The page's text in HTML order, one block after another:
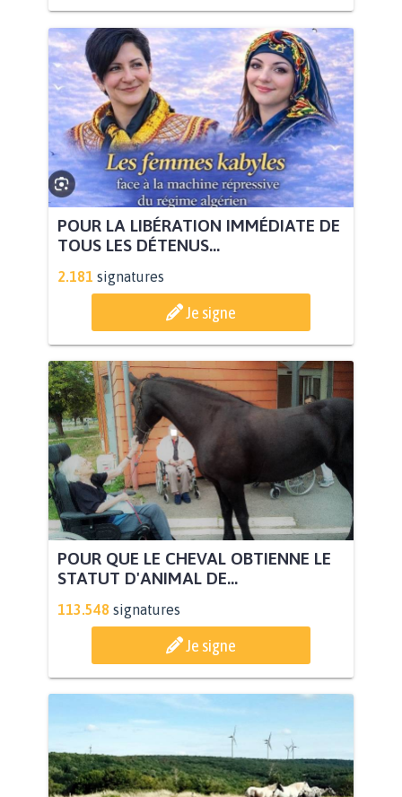
POUR LA LIBÉRATION IMMÉDIATE DE
TOUS LES DÉTENUS...
2.181 signatures
Je signe
POUR QUE LE CHEVAL OBTIENNE LE
STATUT D'ANIMAL DE...
113.548 signatures
Je signe